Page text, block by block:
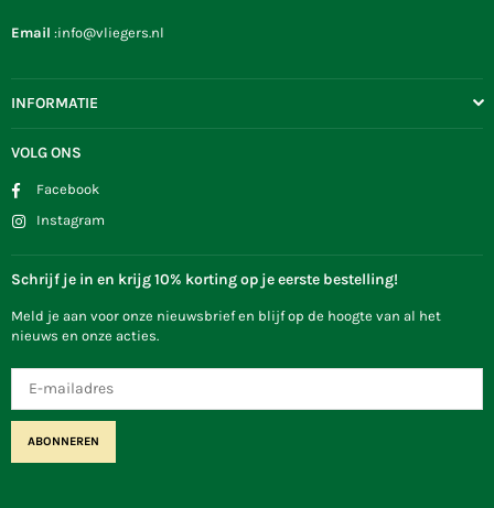
Email :info@vliegers.nl
INFORMATIE
VOLG ONS
Facebook
Instagram
Schrijf je in en krijg 10% korting op je eerste bestelling!
Meld je aan voor onze nieuwsbrief en blijf op de hoogte van al het
nieuws en onze acties.
ABONNEREN